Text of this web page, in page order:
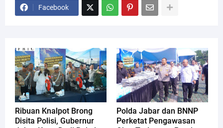
Facebook
Ribuan Knalpot Brong
Disita Polisi, Gubernur
Polda Jabar dan BNNP
Perketat Pengawasan